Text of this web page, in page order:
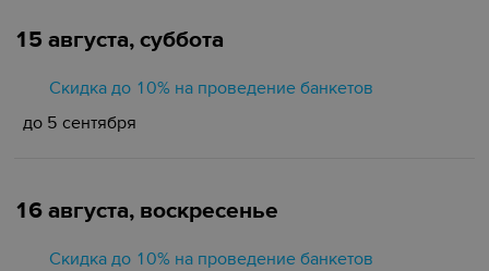
15 августа, суббота
Скидка до 10% на проведение банкетов
до 5 сентября
16 августа, воскресенье
Скидка до 10% на проведение банкетов